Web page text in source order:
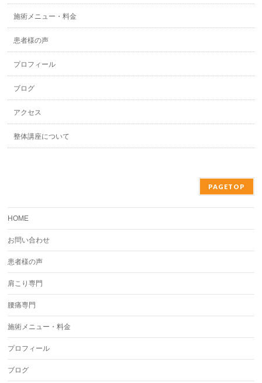
施術メニュー・料金
患者様の声
プロフィール
ブログ
アクセス
整体講座について
PAGETOP
HOME
お問い合わせ
患者様の声
肩こり専門
腰痛専門
施術メニュー・料金
プロフィール
ブログ